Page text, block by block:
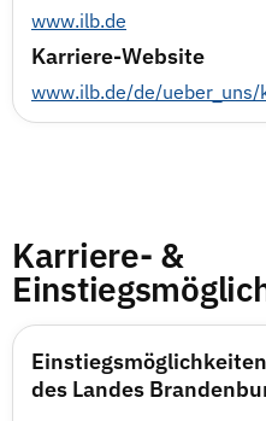
www.ilb.de
Karriere-Website
www.ilb.de/de/
Karriere- &
des Landes